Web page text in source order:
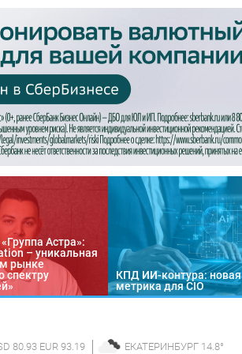
Астра»:
– уникальная
рынке
спектру
КПД ИИ-контура: новая
метрика для CIO
80.93 EUR 93.19 ЕКАТЕРИНБУРГ 14.8°